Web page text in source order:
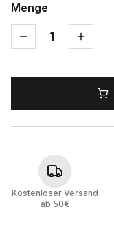
Menge
1
Kostenloser Versand
ab 50€